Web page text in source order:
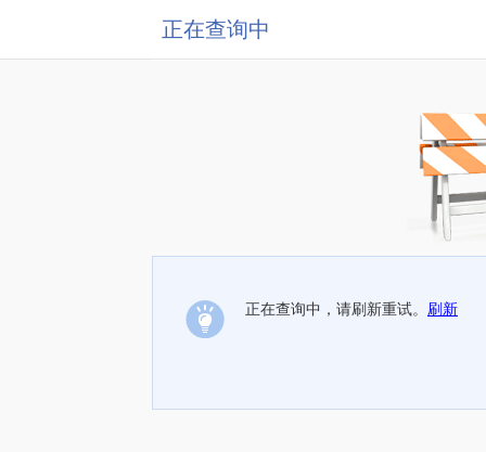
正在查询中
正在查询中，请刷新重试。 刷新